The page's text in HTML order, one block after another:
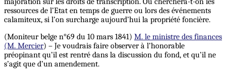
ressources de l’Etat en temps de guerre ou lors des événements
calamiteux, si l’on surcharge aujourd’hui la propriété foncière.
(Moniteur belge n°69 du 10 mars 1841) M. le ministre des finances
(M. Mercier) – Je voudrais faire observer à l’honorable
préopinant qu’il est rentré dans la discussion du fond, et qu’il ne
s’agit que d’un amendement.